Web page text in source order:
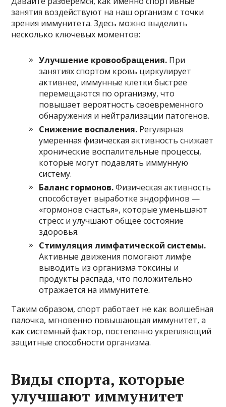
занятия воздействуют на наш организм с точки
зрения иммунитета. Здесь можно выделить
несколько ключевых моментов:
Улучшение кровообращения. При
занятиях спортом кровь циркулирует
активнее, иммунные клетки быстрее
перемещаются по организму, что
повышает вероятность своевременного
обнаружения и нейтрализации патогенов.
Снижение воспаления. Регулярная
умеренная физическая активность снижает
хронические воспалительные процессы,
которые могут подавлять иммунную
систему.
Баланс гормонов.Физическая активность
способствует выработке эндорфинов —
«гормонов счастья», которые уменьшают
стресс и улучшают общее состояние
здоровья.
Стимуляция лимфатической системы.
Активные движения помогают лимфе
выводить из организма токсины и
продукты распада, что положительно
отражается на иммунитете.
Таким образом, спорт работает не как волшебная
палочка, мгновенно повышающая иммунитет, а
как системный фактор, постепенно укрепляющий
защитные способности организма.
Виды спорта, которые
улучшают иммунитет